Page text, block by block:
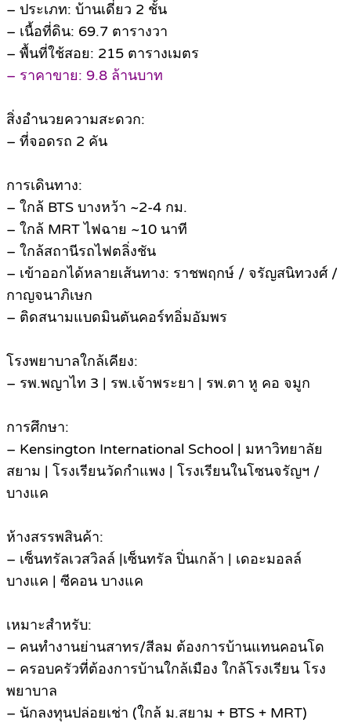
– ประเภท: บ้านเดี่ยว 2 ชั้น
– เนื้อที่ดิน: 69.7 ตารางวา
– พื้นที่ใช้สอย: 215 ตารางเมตร
– ราคาขาย: 9.8 ล้านบาท
สิ่งอำนวยความสะดวก:
– ที่จอดรถ 2 คัน
การเดินทาง:
– ใกล้ BTS บางหว้า ~2-4 กม.
– ใกล้ MRT ไฟฉาย ~10 นาที
– ใกล้สถานีรถไฟตลิ่งชัน
– เข้าออกได้หลายเส้นทาง: ราชพฤกษ์ / จรัญสนิทวงศ์ /
กาญจนาภิเษก
– ติดสนามแบดมินตันคอร์ทอิ่มอัมพร
โรงพยาบาลใกล้เคียง:
– รพ.พญาไท 3 | รพ.เจ้าพระยา | รพ.ตา หู คอ จมูก
การศึกษา:
– Kensington International School | มหาวิทยาลัย
สยาม | โรงเรียนวัดกำแพง | โรงเรียนในโซนจรัญฯ /
บางแค
ห้างสรรพสินค้า:
– เซ็นทรัลเวสวิลล์ |เซ็นทรัล ปิ่นเกล้า | เดอะมอลล์
บางแค | ซีคอน บางแค
เหมาะสำหรับ:
– คนทำงานย่านสาทร/สีลม ต้องการบ้านแทนคอนโด
– ครอบครัวที่ต้องการบ้านใกล้เมือง ใกล้โรงเรียน โรง
พยาบาล
– นักลงทุนปล่อยเช่า (ใกล้ ม.สยาม + BTS + MRT)